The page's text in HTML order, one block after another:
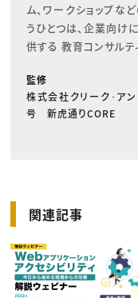
ム、ワークショップな
うひとつは、企業向け
供する 教育コンサルテ
監修
株式会社クリーク･ア
号 新虎通りCORE
関連記事